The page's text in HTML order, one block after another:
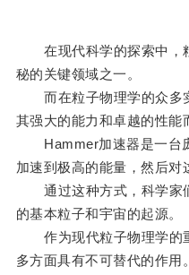
在现代科学的探索中，
秘的关键领域之一。
而在粒子物理学的众多
其强大的能力和卓越的性能
Hammer加速器是一台
加速到极高的能量，然后对
通过这种方式，科学家
的基本粒子和宇宙的起源。
作为现代粒子物理学的
多方面具有不可替代的作用。